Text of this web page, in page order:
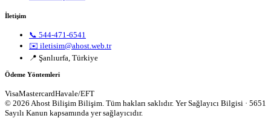
İletişim
📞 544-471-6541
✉️ iletisim@ahost.web.tr
📍 Şanlıurfa, Türkiye
Ödeme Yöntemleri
VisaMastercardHavale/EFT
© 2026 Ahost Bilişim Bilişim. Tüm hakları saklıdır. Yer Sağlayıcı Bilgisi · 5651
Sayılı Kanun kapsamında yer sağlayıcıdır.